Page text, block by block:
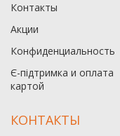
Контакты
Акции
Конфиденциальность
Є-підтримка и оплата
картой
КОНТАКТЫ